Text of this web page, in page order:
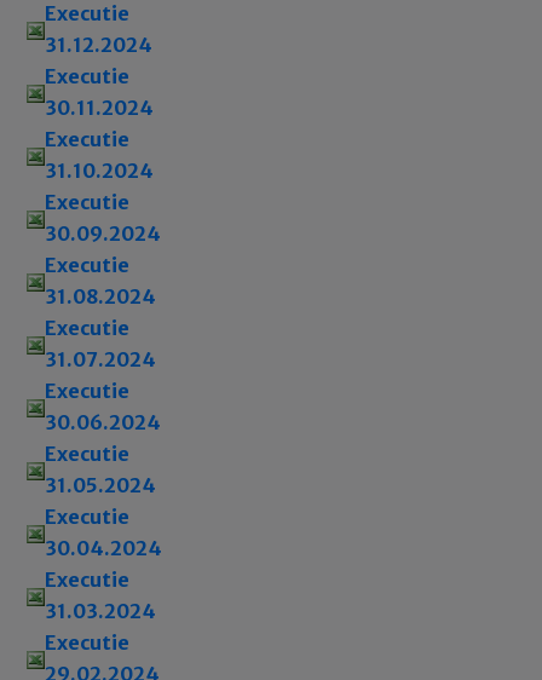
Executie
31.12.2024
Executie
30.11.2024
Executie
31.10.2024
Executie
30.09.2024
Executie
31.08.2024
Executie
31.07.2024
Executie
30.06.2024
Executie
31.05.2024
Executie
30.04.2024
Executie
31.03.2024
Executie
29.02.2024